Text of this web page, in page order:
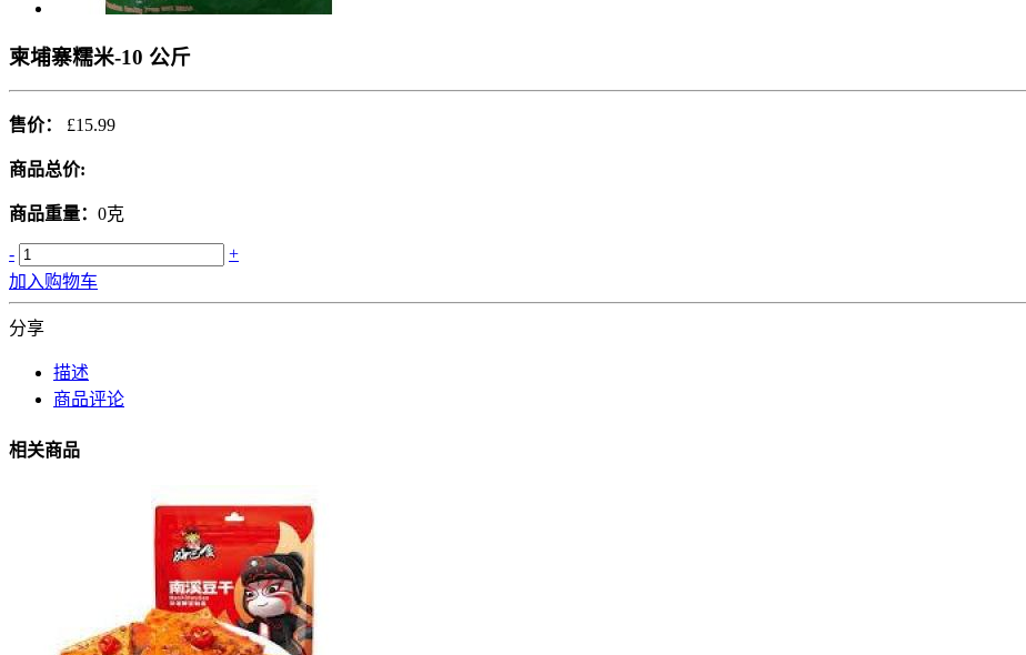
柬埔寨糯米-10 公斤
售价： £15.99
商品总价:
商品重量： 0克
-
+
加入购物车
分享
描述
商品评论
相关商品